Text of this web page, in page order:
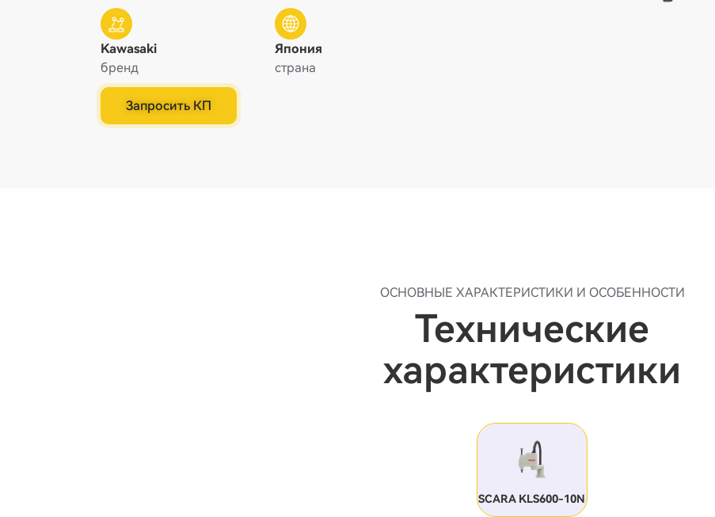
Kawasaki
бренд
Япония
страна
Запросить КП
ОСНОВНЫЕ ХАРАКТЕРИСТИКИ И ОСОБЕННОСТИ
Технические
характеристики
SCARA KLS600-10N